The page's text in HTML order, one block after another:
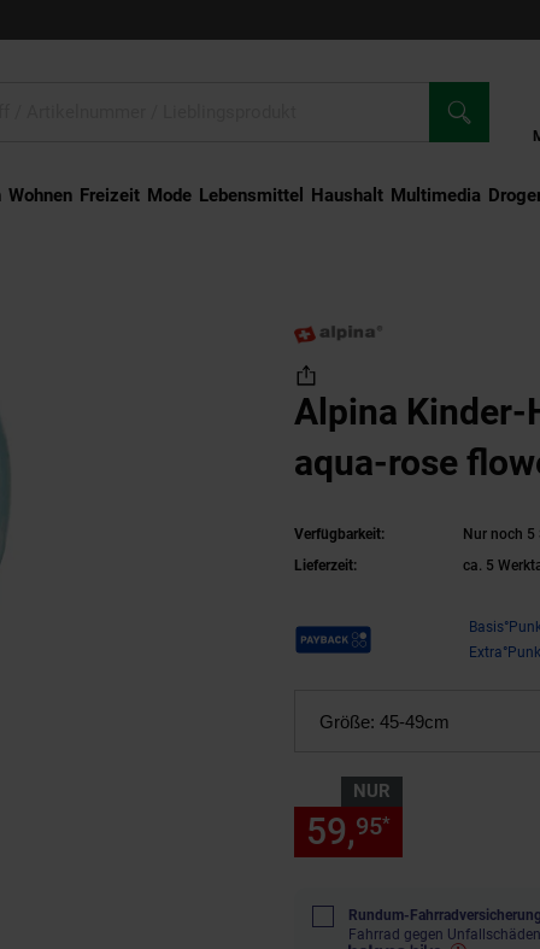
Wohnen Freizeit Mode Lebensmittel Haushalt Multimedia
Alpina Kinder-Helm
aqua-rose
Verfügbarkeit:
Nur noch 5
Lieferzeit:
ca. 5
Payback Punkte
Größe: 45-49cm
NUR
59,95*
Rundum-
Fahrrad gegen